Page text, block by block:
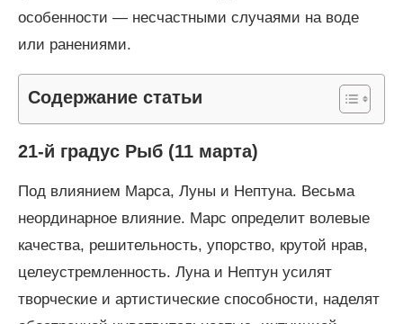
особенности — несчастными случаями на воде
или ранениями.
Содержание статьи
21-й градус Рыб (11 марта)
Под влиянием Марса, Луны и Нептуна. Весьма
неординарное влияние. Марс определит волевые
качества, решительность, упорство, крутой нрав,
целеустремленность. Луна и Нептун усилят
творческие и артистические способности, наделят